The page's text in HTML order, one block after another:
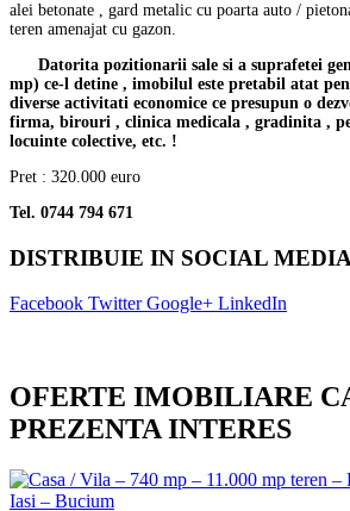
alei betonate , gard metalic cu poarta auto /
teren amenajat cu gazon.
Datorita pozitionarii sale si a suprafetei
mp) ce-l detine , imobilul este pretabil atat
diverse activitati economice ce presupun o
firma, birouri , clinica medicala , gradinita ,
locuinte colective, etc. !
Pret : 320.000 euro
Tel. 0744 794 671
DISTRIBUIE IN SOCIAL MEDIA
Facebook TwitterGoogle+ LinkedIn
OFERTE IMOBILIARE
PREZENTA INTERES